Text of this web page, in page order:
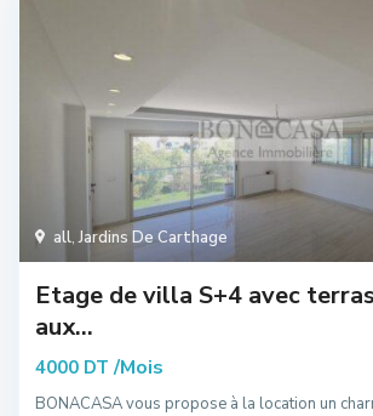
all,Jardins De Carthage
Etage de villa S+4 avec
aux...
4000 DT /Mois
BONACASA vous propose à la location un